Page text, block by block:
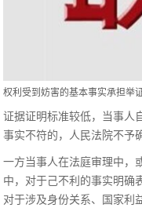
权利受到妨害的基本事实承担举
证据证明标准较低，当事人
事实不符的，人民法院不予
一方当事人在法庭审理中，
中，对于己不利的事实明确
对于涉及身份关系、国家利